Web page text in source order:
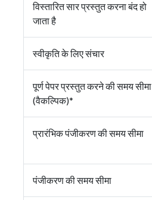
विस्तारित सार प्रस्तुत करना बंद हो
जाता है
स्वीकृति के लिए संचार
पूर्ण पेपर प्रस्तुत करने की समय सीमा
(वैकल्पिक)*
प्रारंभिक पंजीकरण की समय सीमा
पंजीकरण की समय सीमा